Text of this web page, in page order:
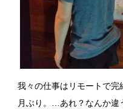
我々の仕事はリモートで
月ぶり。…あれ？なんか違